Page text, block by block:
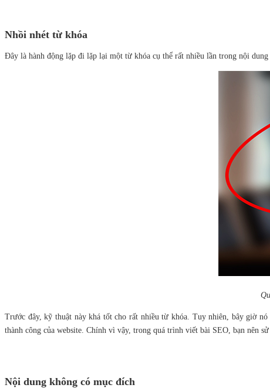
Nhồi nhét từ khóa
Đây là hành động lặp đi lặp lại một từ khóa cụ thể rất nhiều lần trong nội dung
Trước đây, kỹ thuật này khá tốt cho rất nhiều từ khóa. Tuy nhiên, bây giờ
thành công của website. Chính vì vậy, trong quá trình viết bài SEO, bạn nên
Nội dung không có mục đích